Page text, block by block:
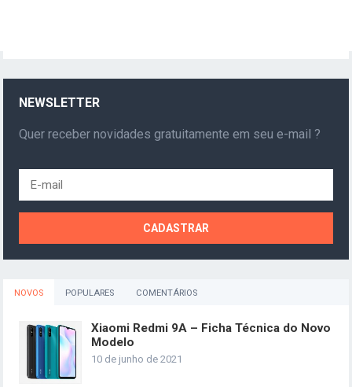
NEWSLETTER
Quer receber novidades gratuitamente em seu e-mail ?
NOVOS POPULARES COMENTÁRIOS
Xiaomi Redmi 9A – Ficha Técnica do Novo
Modelo
10 de junho de 2021